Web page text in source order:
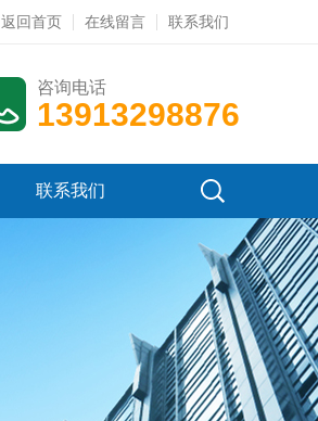
返回首页 在线留言 联系我们
咨询电话
13913298876
联系我们